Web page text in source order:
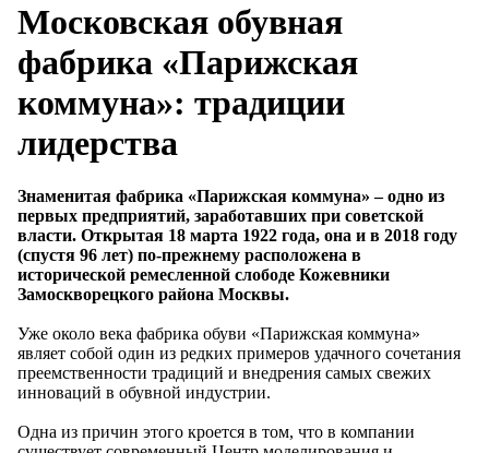
Московская обувная
фабрика «Парижская
коммуна»: традиции
лидерства
Знаменитая фабрика «Парижская коммуна» – одно из
первых предприятий, заработавших при советской
власти. Открытая 18 марта 1922 года, она и в 2018 году
(спустя 96 лет) по-прежнему расположена в
исторической ремесленной слободе Кожевники
Замоскворецкого района Москвы.
Уже около века фабрика обуви «Парижская коммуна»
являет собой один из редких примеров удачного сочетания
преемственности традиций и внедрения самых свежих
инноваций в обувной индустрии.
Одна из причин этого кроется в том, что в компании